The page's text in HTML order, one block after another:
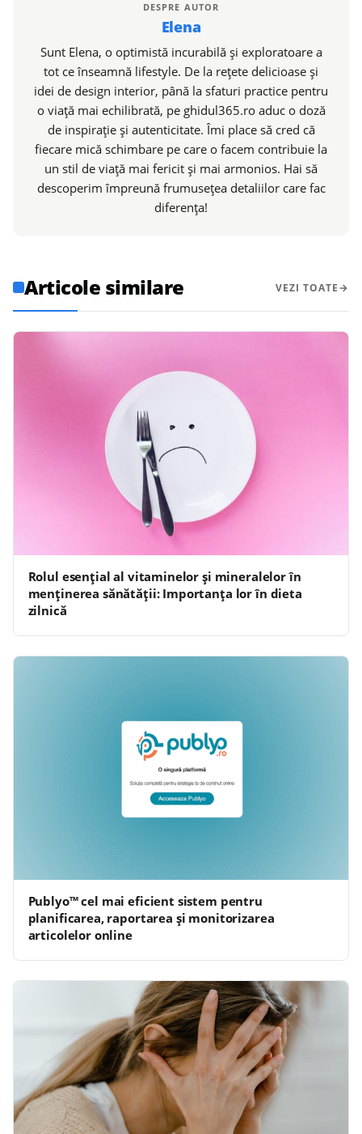
DESPRE AUTOR
Elena
Sunt Elena, o optimistă incurabilă și exploratoare a
tot ce înseamnă lifestyle. De la rețete delicioase și
idei de design interior, până la sfaturi practice pentru
o viață mai echilibrată, pe ghidul365.ro aduc o doză
de inspirație și autenticitate. Îmi place să cred că
fiecare mică schimbare pe care o facem contribuie la
un stil de viață mai fericit și mai armonios. Hai să
descoperim împreună frumusețea detaliilor care fac
diferența!
Articole similare VEZI TOATE
Rolul esențial al vitaminelor și mineralelor în
menținerea sănătății: Importanța lor în dieta
zilnică
Publyo™ cel mai eficient sistem pentru
planificarea, raportarea și monitorizarea
articolelor online